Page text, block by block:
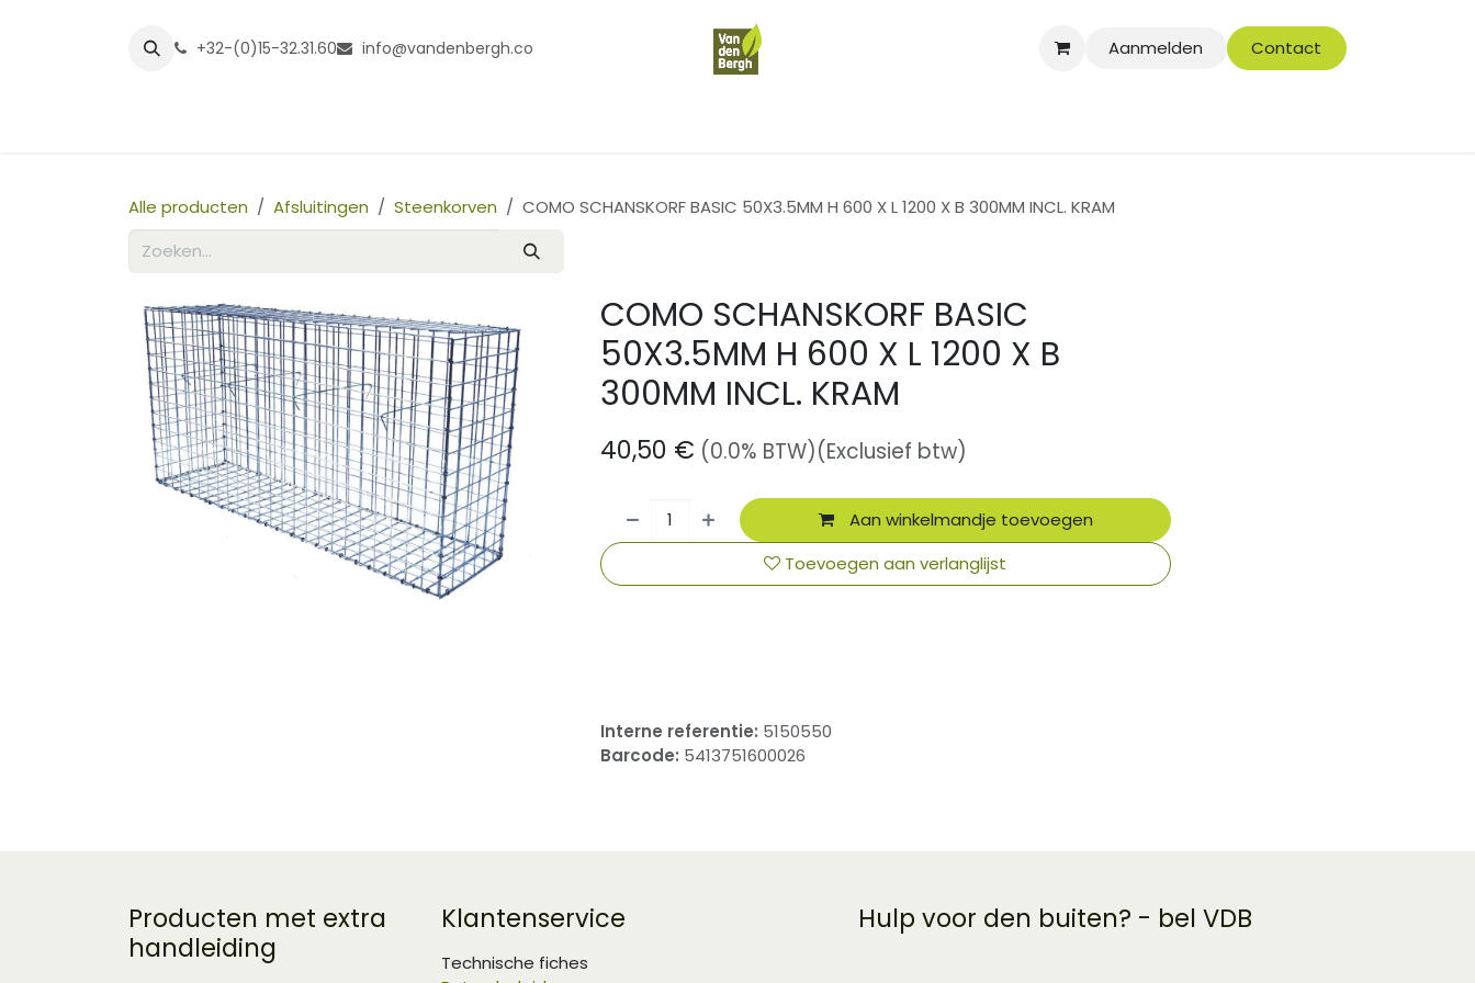
+32-(0)15-32.31.60 info@vandenbergh.co Aanmelden Contact
Alle producten Afsluitingen Steenkorven COMO SCHANSKORF BASIC 50X3.5MM H 600 X L 1200 X B 300MM INCL. KRAM
COMO SCHANSKORF BASIC
50X3.5MM H 600 X L 1200 X B
300MM INCL. KRAM
40,50 € (0.0% BTW)(Exclusief btw)
Aan winkelmandje toevoegen
Toevoegen aan verlanglijst
Interne referentie: 5150550
Barcode: 5413751600026
Producten met extra
handleiding
Klantenservice
Technische fiches
Hulp voor den buiten? - bel VDB